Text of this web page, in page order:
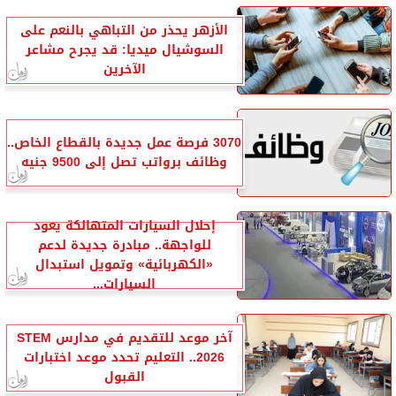
الأزهر يحذر من التباهي بالنعم على
السوشيال ميديا: قد يجرح مشاعر
الآخرين
3070 فرصة عمل جديدة بالقطاع الخاص..
وظائف برواتب تصل إلى 9500 جنيه
إحلال السيارات المتهالكة يعود
للواجهة.. مبادرة جديدة لدعم
«الكهربائية» وتمويل استبدال
السيارات...
آخر موعد للتقديم في مدارس STEM
2026.. التعليم تحدد موعد اختبارات
القبول